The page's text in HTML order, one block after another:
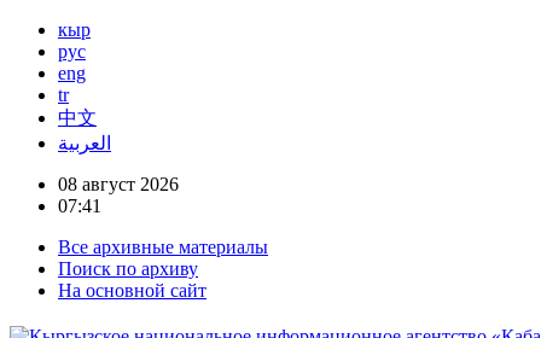
кыр
рус
eng
tr
中文
العربية
08 август 2026
07:41
Все архивные материалы
Поиск по архиву
На основной сайт